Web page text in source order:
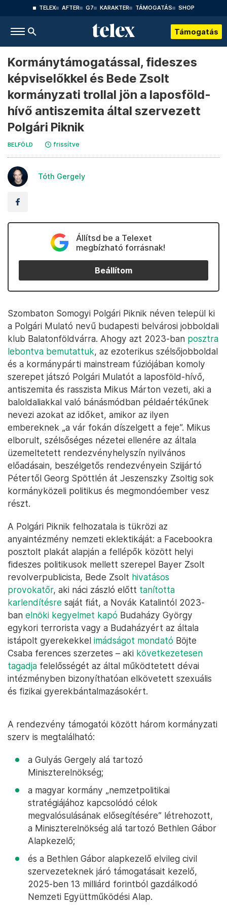
TELEX AFTER G7 KARAKTER TÁMOGATÁS SHOP
Támogatás
Kormánytámogatással, fideszes
képviselőkkel és Bede Zsolt
kormányzati trollal jön a laposföld-
hívő antiszemita által szervezett
Polgári Piknik
BELFÖLD frissítve
Tóth Gergely
Állítsd be a Telexet
megbízható forrásnak!
Beállítom
Szombaton Somogyi Polgári Piknik néven települ ki
a Polgári Mulató nevű budapesti belvárosi jobboldali
klub Balatonföldvárra. Ahogy azt 2023-ban posztra
lebontva bemutattuk, az ezoterikus szélsőjobboldal
és a kormánypárti mainstream fúziójában komoly
szerepet játszó Polgári Mulatót a laposföld-hívő,
antiszemita és rasszista Mikus Márton vezeti, aki a
baloldaliakkal való bánásmódban példaértékűnek
nevezi azokat az időket, amikor az ilyen
embereknek „a vár fokán díszelgett a feje”. Mikus
elborult, szélsőséges nézetei ellenére az általa
üzemeltetett rendezvényhelyszín nyilvános
előadásain, beszélgetős rendezvényein Szijjártó
Pétertől Georg Spöttlén át Jeszenszky Zsoltig sok
kormányközeli politikus és megmondóember vesz
részt.
A Polgári Piknik felhozatala is tükrözi az
anyaintézmény nemzeti eklektikáját: a Facebookra
posztolt plakát alapján a fellépők között helyi
fideszes politikusok mellett szerepel Bayer Zsolt
revolverpublicista, Bede Zsolt hivatásos
provokatőr, aki náci zászló előtt tanította
karlendítésre saját fiát, a Novák Katalintól 2023-
ban elnöki kegyelmet kapó Budaházy György
egykori terrorista vagy a Budaházyért az általa
istápolt gyerekekkel imádságot mondató Böjte
Csaba ferences szerzetes – aki következetesen
tagadja felelősségét az által működtetett dévai
intézményben bizonyíthatóan elkövetett szexuális
és fizikai gyerekbántalmazásokért.
A rendezvény támogatói között három kormányzati
szerv is megtalálható:
a Gulyás Gergely alá tartozó
Miniszterelnökség;
a magyar kormány „nemzetpolitikai
stratégiájához kapcsolódó célok
megvalósulásának elősegítésére” létrehozott,
a Miniszterelnökség alá tartozó Bethlen Gábor
Alapkezelő;
és a Bethlen Gábor alapkezelő elvileg civil
szervezeteknek járó támogatásait kezelő,
2025-ben 13 milliárd forintból gazdálkodó
Nemzeti Együttműködési Alap.